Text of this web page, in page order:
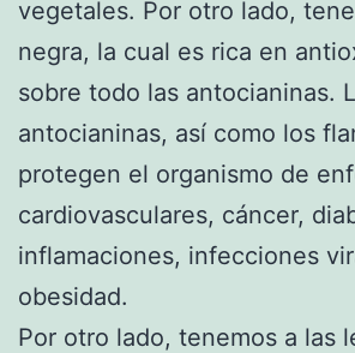
vegetales. Por otro lado,
negra, la cual es rica en
sobre todo las antocianinas.
antocianinas, así como los
protegen el organismo de
cardiovasculares, cáncer,
inflamaciones, infecciones
obesidad.
Por otro lado, tenemos a las